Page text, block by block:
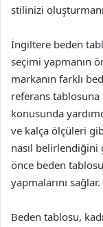
stilinizi
İngiltere beden
seçimi yapmanın
markanın farklı
referans
konusunda
ve kalça ölçüleri
nasıl belirlendiğini
önce beden
yapmalarını sağlar.
Beden tablosu,